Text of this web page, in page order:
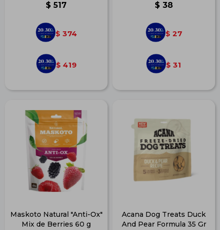
$ 517
$ 374
$ 419
$ 38
$ 27
$ 31
Maskoto Natural "Anti-Ox"
Mix de Berries 60 g
Acana Dog Treats Duck
And Pear Formula 35 Gr